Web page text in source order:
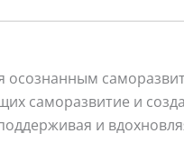
саморазвитие и
и